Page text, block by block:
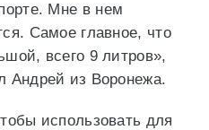
Мне в нем
Самое главное, что
всего 9 литров»,
Андрей из Воронежа.
использовать для